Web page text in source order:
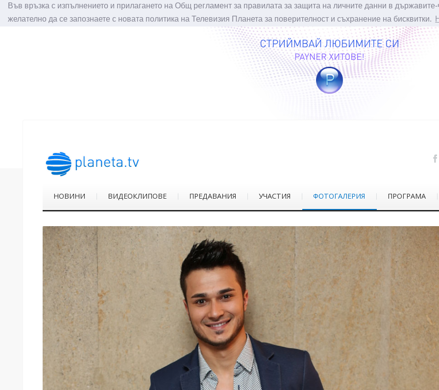
Във връзка с изпълнението и прилагането на Общ регламент за правилата за защита на личните данни в
желателно да се запознаете с новата политика на Телевизия Планета за поверителност и съхранение на бисквитки.
НОВИНИ ВИДЕОКЛИПОВЕ ПРЕДАВАНИЯ УЧАСТИЯ ФОТОГАЛЕРИЯ ПРОГРАМА